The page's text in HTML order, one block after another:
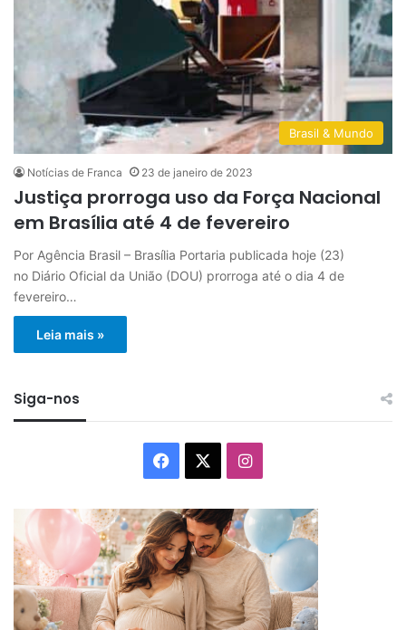
Brasil & Mundo
Notícias de Franca 23 de janeiro de 2023
Justiça prorroga uso da Força Nacional
em Brasília até 4 de fevereiro
Por Agência Brasil – Brasília Portaria publicada hoje (23)
no Diário Oficial da União (DOU) prorroga até o dia 4 de
fevereiro…
Leia mais »
Siga-nos
Facebook Instagram